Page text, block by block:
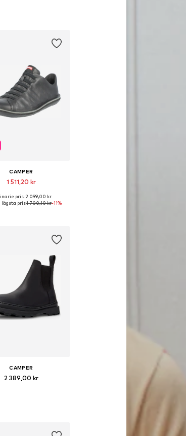
CAMPER
1 511,20 kr
storlekar: 40, 41, 44
pris: 2 099,00 kr
lägsta pris:1 700,10 kr-11%
CAMPER
2 389,00 kr